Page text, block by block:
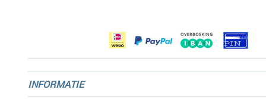
INFORMATIE